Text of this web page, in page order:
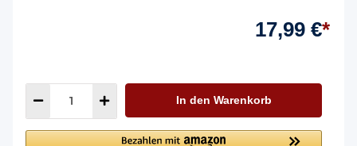
17,99 €*
In den Warenkorb